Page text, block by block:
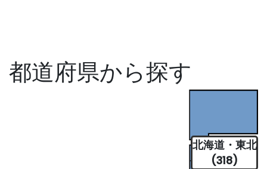
都道府県から探す
北海道・東北
(318)